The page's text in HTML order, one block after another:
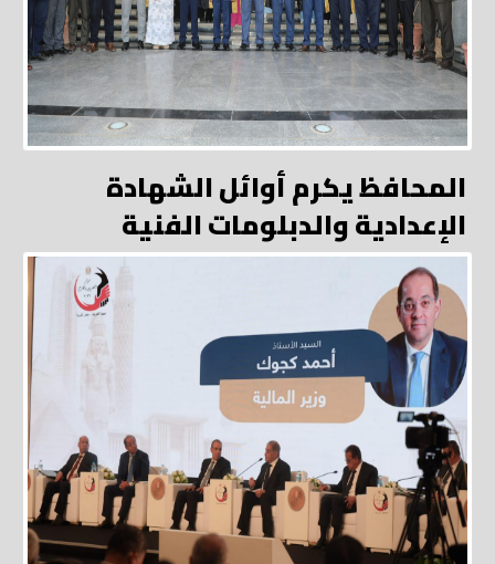
المحافظ يكرم أوائل الشهادة
الإعدادية والدبلومات الفنية